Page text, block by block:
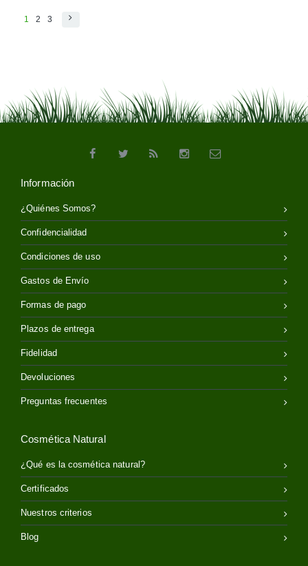
1 2 3
Información
¿Quiénes Somos?
Confidencialidad
Condiciones de uso
Gastos de Envío
Formas de pago
Plazos de entrega
Fidelidad
Devoluciones
Preguntas frecuentes
Cosmética Natural
¿Qué es la cosmética natural?
Certificados
Nuestros criterios
Blog